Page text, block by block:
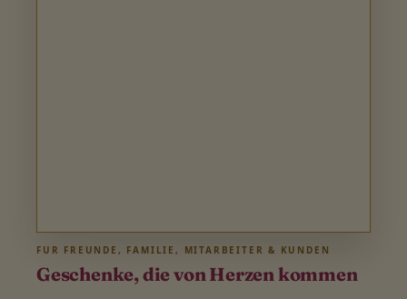
FÜR FREUNDE, FAMILIE, MITARBEITER & KUNDEN
Geschenke, die von Herzen kommen